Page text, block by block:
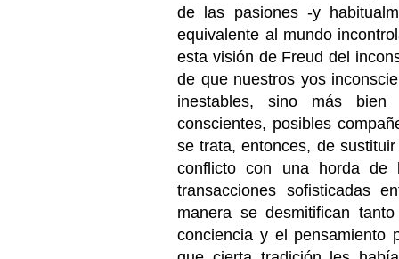
de las pasiones -y
equivalente al mundo
esta visión de Freud del
de que nuestros yos
inestables, sino más bien
conscientes, posibles
se trata, entonces, de
conflicto con una horda de
transacciones sofisticadas
manera se desmitifican
conciencia y el pensamiento